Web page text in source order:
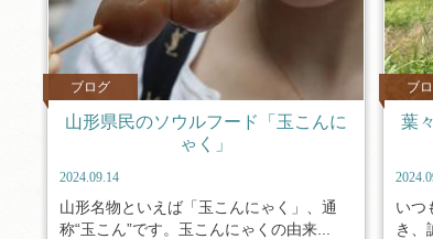
ブログ
山形県民のソウルフード「玉こんに
ゃく」
2024.09.14
山形名物といえば「玉こんにゃく」、通
称“玉こん”です。玉こんにゃくの由来...
ブ
葉
いつ
き、